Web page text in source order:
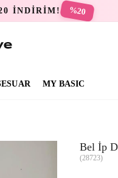
İNDİRİM! %20
MY BASIC
Bel İp
(28723)